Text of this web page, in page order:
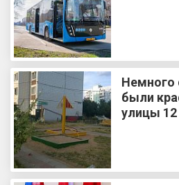
Немного
были
улицы 12